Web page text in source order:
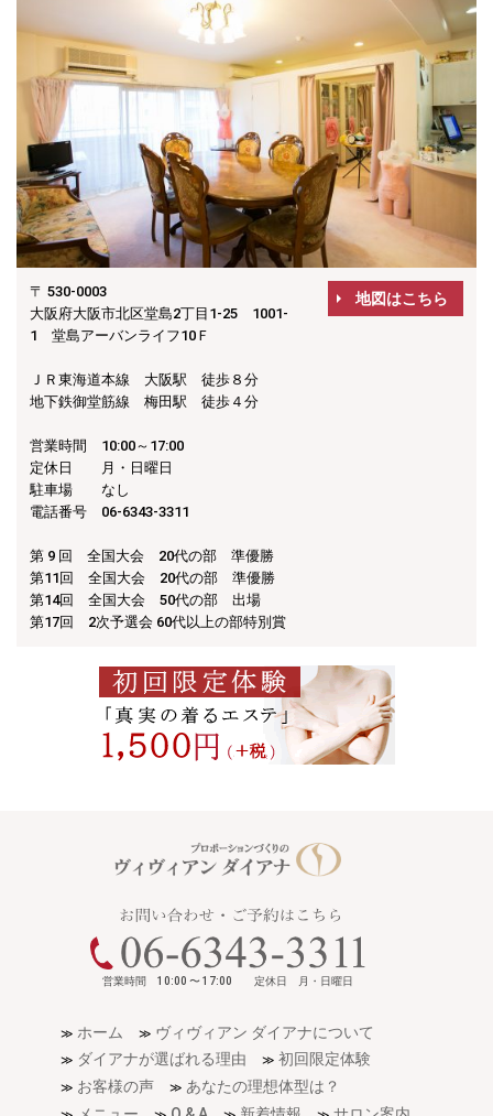
地図はこちら
〒 530-0003
大阪府大阪市北区堂島2丁目1-25 1001-
1 堂島アーバンライフ10Ｆ
ＪＲ東海道本線 大阪駅 徒歩８分
地下鉄御堂筋線 梅田駅 徒歩４分
営業時間 10:00～17:00
定休日 月・日曜日
駐車場 なし
電話番号 06-6343-3311
第 9 回 全国大会 20代の部 準優勝
第11回 全国大会 20代の部 準優勝
第14回 全国大会 50代の部 出場
第17回 2次予選会 60代以上の部特別賞
営業時間 10:00 〜 17:00 定休日 月・日曜日
ホーム
ヴィヴィアン ダイアナについて
ダイアナが選ばれる理由
初回限定体験
お客様の声
あなたの理想体型は？